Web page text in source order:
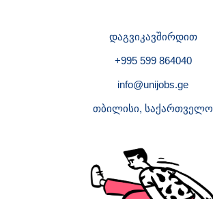
დაგვიკავშირდით
+995 599 864040
info@unijobs.ge
თბილისი, საქართველო